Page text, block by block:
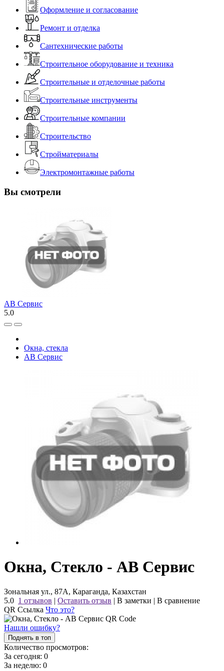
Оформление и согласование
Ремонт и отделка
Сантехнические работы
Строительное оборудование и техника
Строительные и отделочные работы
Строительные инструменты
Строительные компании
Строительство
Стройматериалы
Электромонтажные работы
Вы смотрели
АВ Сервис
5.0
Окна, стекла
АВ Сервис
Окна, Стекло - АВ Сервис
Зональная ул., 87А, Караганда, Казахстан
5.0 1 отзывов | Оставить отзыв | В заметки | В сравнение
QR Ссылка Что это?
Нашли ошибку?
Поднять в топ
Количество просмотров:
За сегодня: 0
За неделю: 0